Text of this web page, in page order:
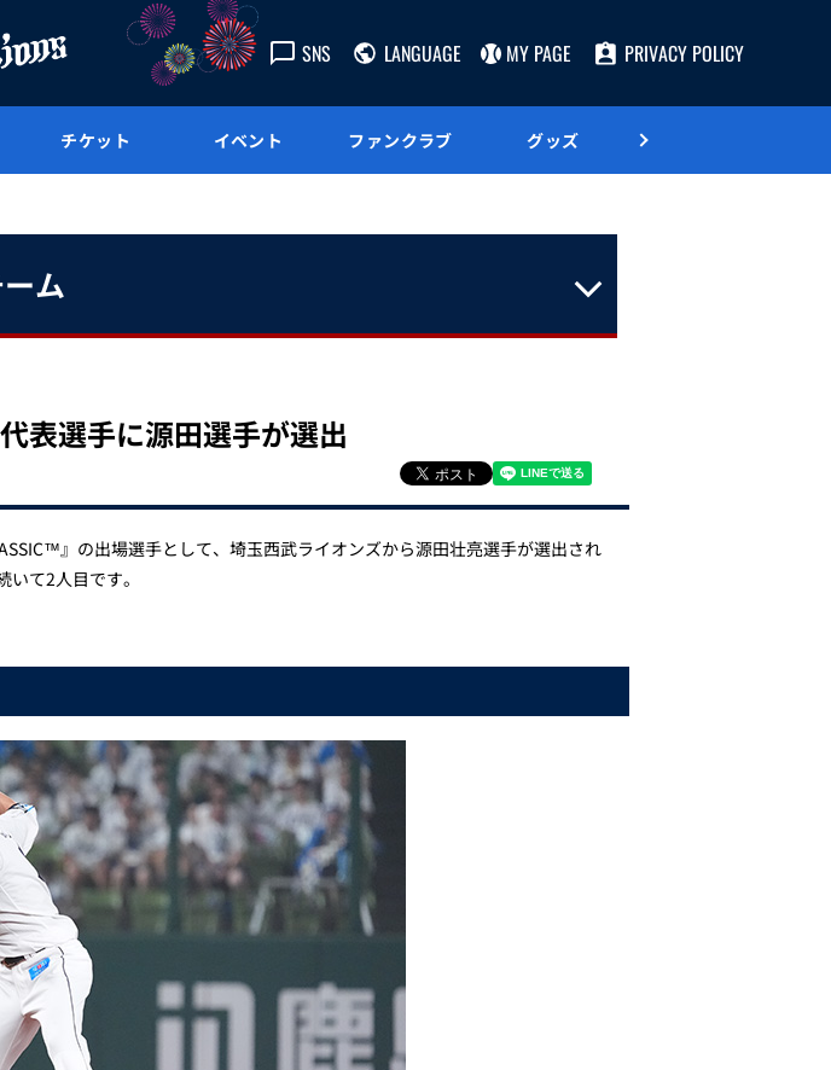
SNS LANGUAGE MY PAGE PRIVACY POLICY
チケット イベント ファンクラブ グッズ
ム
表選手に源田選手が選出
』の出場選手として、埼玉西武ライオンズから源田壮亮選手が選出され
て2人目です。